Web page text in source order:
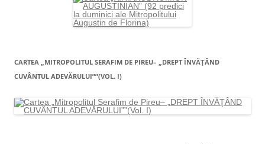
CARTEA „MITROPOLITUL SERAFIM DE PIREU– „DREPT ÎNVĂŢÂND
CUVÂNTUL ADEVĂRULUI””(VOL. I)